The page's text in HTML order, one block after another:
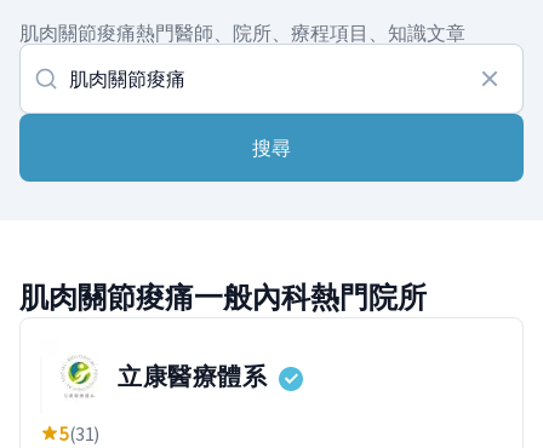
健康主題館
我是醫療人員
肌肉關節痠痛熱門醫師、院所、療程項目、知識文章
搜尋
肌肉關節痠痛一般內科熱門院所
立康醫療體系
5(31)